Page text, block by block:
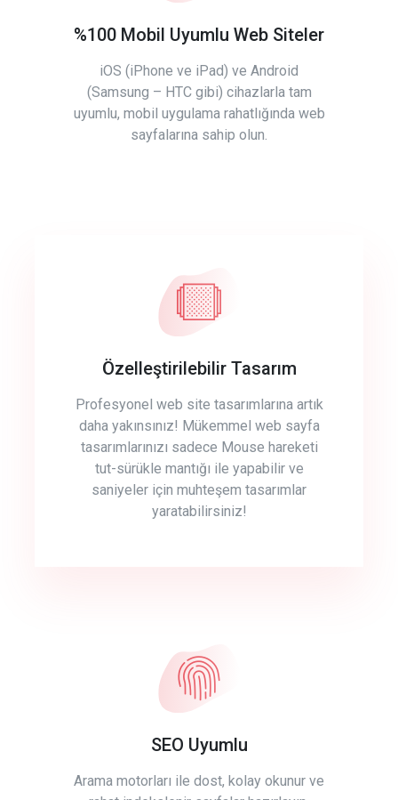
%100 Mobil Uyumlu Web Siteler
iOS (iPhone ve iPad) ve Android
(Samsung – HTC gibi) cihazlarla tam
uyumlu, mobil uygulama rahatlığında web
sayfalarına sahip olun.
Özelleştirilebilir Tasarım
Profesyonel web site tasarımlarına artık
daha yakınsınız! Mükemmel web sayfa
tasarımlarınızı sadece Mouse hareketi
tut-sürükle mantığı ile yapabilir ve
saniyeler için muhteşem tasarımlar
yaratabilirsiniz!
SEO Uyumlu
Arama motorları ile dost, kolay okunur ve